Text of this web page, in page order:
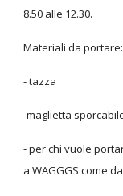
8.50 alle 12.30.
Materiali da portare:
- tazza
-maglietta
- per chi vuole
a WAGGGS come